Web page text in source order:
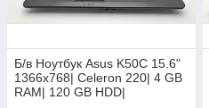
Б/в Ноутбук Asus K50C 15.6"
1366x768| Celeron 220| 4 GB
RAM| 120 GB HDD|